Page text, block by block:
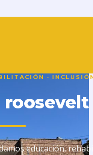
·
roosevelt
educación,